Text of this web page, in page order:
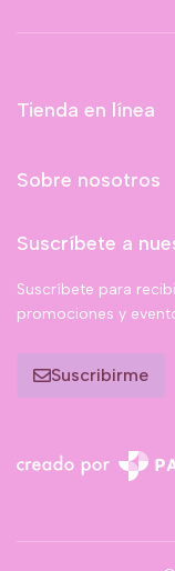
Tienda en línea
Sobre nosotros
Suscríbete a
Suscríbete para
promociones y
Suscribirme